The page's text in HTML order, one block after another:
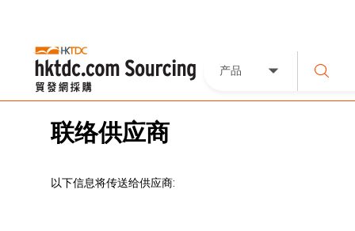
产品
联络供应商
以下信息将传送给供应商: